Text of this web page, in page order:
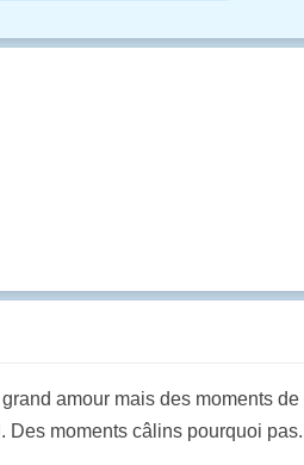
amour mais des moments
moments câlins pourquoi